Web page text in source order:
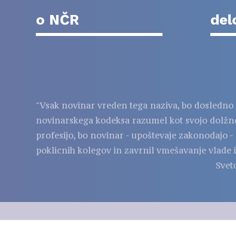
o NČR
"Vsak novinar vreden tega naziva, bo
novinarskega kodeksa razumel kot svojo
profesijo, bo novinar - upoštevaje zakonodajo -
poklicnih kolegov in zavrnil vmešavanje vlade